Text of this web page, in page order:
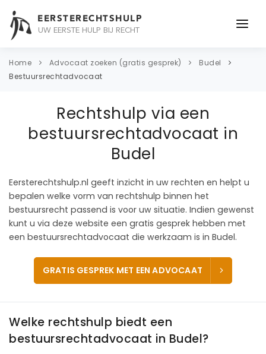
EERSTERECHTSHULP
UW EERSTE HULP BIJ RECHT
ONDERWERPEN
ADVOCAAT
OVER ONS
Home Advocaat zoeken (gratis gesprek)
Budel
Bestuursrechtadvocaat
Rechtshulp via een
bestuursrechtadvocaat in
Budel
Eersterechtshulp.nl geeft inzicht in uw rechten en helpt u
bepalen welke vorm van rechtshulp binnen het
bestuursrecht passend is voor uw situatie. Indien gewenst
kunt u via deze website een gratis gesprek hebben met
een bestuursrechtadvocaat die werkzaam is in Budel.
GRATIS GESPREK MET EEN ADVOCAAT
Welke rechtshulp biedt een
bestuursrechtadvocaat in Budel?